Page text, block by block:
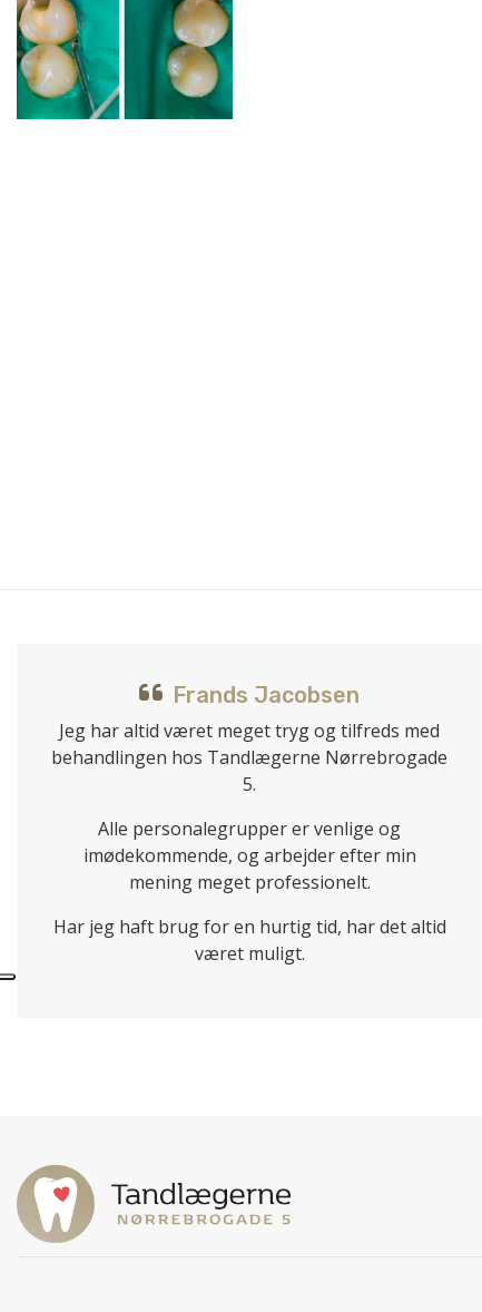
Frands Jacobsen
Jeg har altid været meget tryg og tilfreds med
behandlingen hos Tandlægerne Nørrebrogade
5.
Alle personalegrupper er venlige og
imødekommende, og arbejder efter min
mening meget professionelt.
Har jeg haft brug for en hurtig tid, har det altid
været muligt.